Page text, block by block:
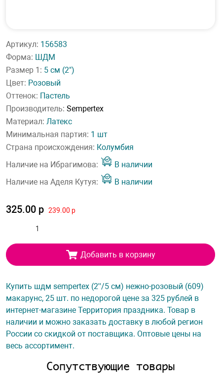
Артикул: 156583
Форма: ШДМ
Размер 1: 5 см (2")
Цвет: Розовый
Оттенок: Пастель
Производитель: Sempertex
Материал: Латекс
Минимальная партия: 1 шт
Страна происхождения: Колумбия
Наличие на Ибрагимова:
В наличии
Наличие на Аделя Кутуя:
В наличии
325.00 р 239.00 р
Добавить в корзину
Купить шдм sempertex (2''/5 см) нежно-розовый (609)
макарунс, 25 шт. по недорогой цене за 325 рублей в
интернет-магазине Территория праздника. Товар в
наличии и можно заказать доставку в любой регион
России со скидкой от поставщика. Оптовые цены на
весь ассортимент.
Сопутствующие товары